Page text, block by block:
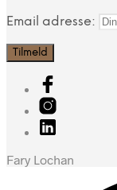
Email adresse:
Fary Lochan